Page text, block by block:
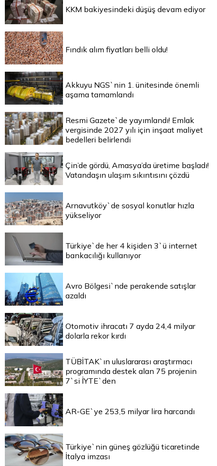
KKM bakiyesindeki düşüş devam ediyor
Fındık alım fiyatları belli oldu!
Akkuyu NGS`nin 1. ünitesinde önemli
aşama tamamlandı
Resmi Gazete`de yayımlandı! Emlak
vergisinde 2027 yılı için inşaat maliyet
bedelleri belirlendi
Çin’de gördü, Amasya’da üretime başladı!
Vatandaşın ulaşım sıkıntısını çözdü
Arnavutköy`de sosyal konutlar hızla
yükseliyor
Türkiye`de her 4 kişiden 3`ü internet
bankacılığı kullanıyor
Avro Bölgesi`nde perakende satışlar
azaldı
Otomotiv ihracatı 7 ayda 24,4 milyar
dolarla rekor kırdı
TÜBİTAK`ın uluslararası araştırmacı
programında destek alan 75 projenin
7`si İYTE`den
AR-GE`ye 253,5 milyar lira harcandı
Türkiye`nin güneş gözlüğü ticaretinde
İtalya imzası